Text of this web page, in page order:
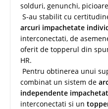
solduri, genunchi,
S-au stabilit cu
arcuri impachetate
interconectati, de
oferit de topperul din
HR.
Pentru obtinerea unui
combinat un sistem de
independente
interconectati si un